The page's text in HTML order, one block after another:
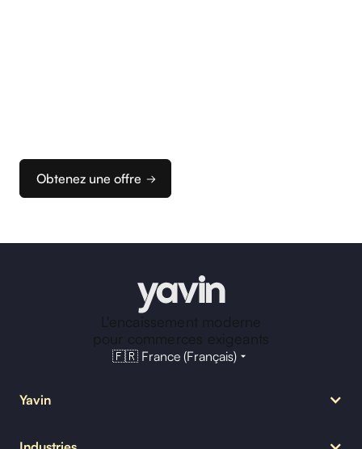
Obtenez une offre
L'encaissement moderne
pour commerces exigeants
🇫🇷 France (Français)
Yavin